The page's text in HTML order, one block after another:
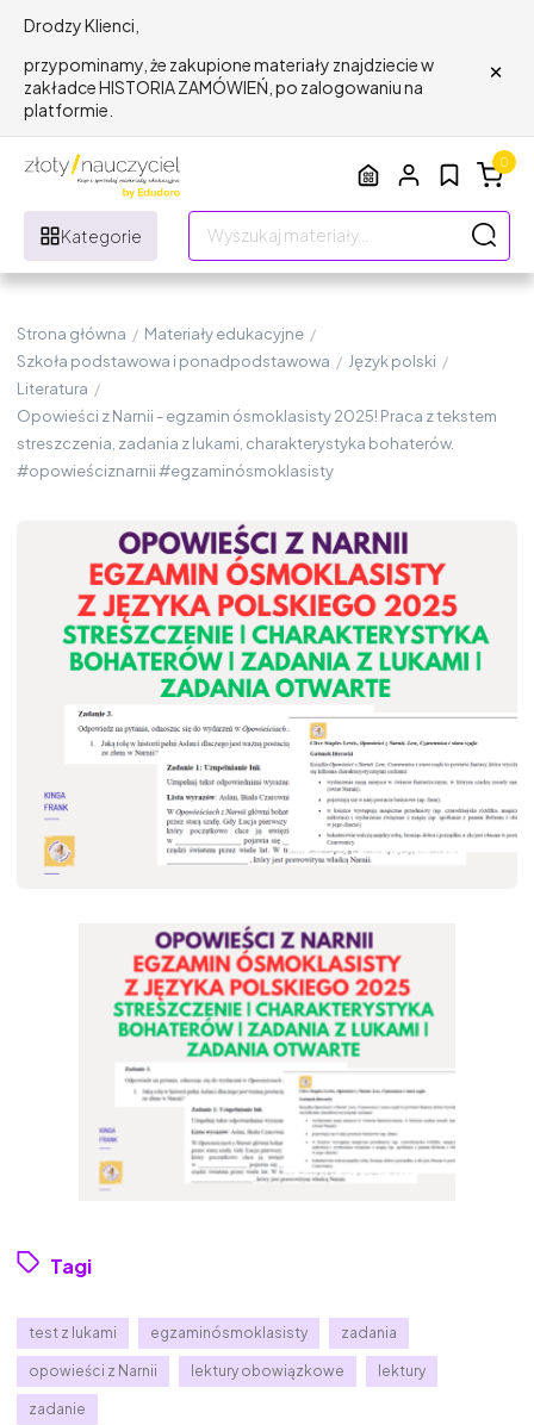
Drodzy Klienci,
przypominamy, że zakupione materiały znajdziecie w
zakładce HISTORIA ZAMÓWIEŃ, po zalogowaniu na
platformie.
×
Kategorie
0
Strona główna / Materiały edukacyjne /
Szkoła podstawowa i ponadpodstawowa / Język polski /
Literatura /
Opowieści z Narnii - egzamin ósmoklasisty 2025! Praca z tekstem
streszczenia, zadania z lukami, charakterystyka bohaterów.
#opowieściznarnii #egzaminósmoklasisty
Tagi
test z lukami egzaminósmoklasisty zadania
opowieści z Narnii lektury obowiązkowe lektury
zadanie